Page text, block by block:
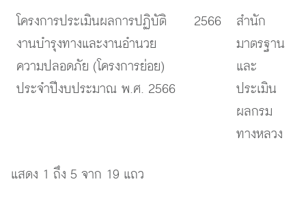
โครงการประเมินผลการปฏิบัติ
งานบำรุงทางและงานอำนวย
ความปลอดภัย (โครงการย่อย)
ประจำปีงบประมาณ พ.ศ. 2566
2566
สำนัก
มาตรฐาน
และ
ประเมิน
ผลกรม
ทางหลวง
แสดง 1 ถึง 5 จาก 19 แถว